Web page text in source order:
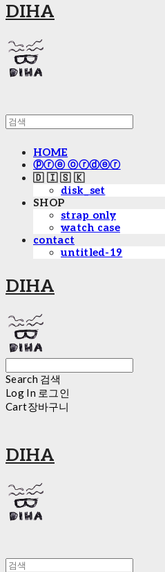
DIHA
HOME
ⓟⓡⓔ ⓞⓡⓓⓔⓡ
🇩 🇮 🇸 🇰
disk_set
SHOP
strap only
watch case
contact
untitled-19
DIHA
Search 검색
Log In 로그인
Cart장바구니
DIHA